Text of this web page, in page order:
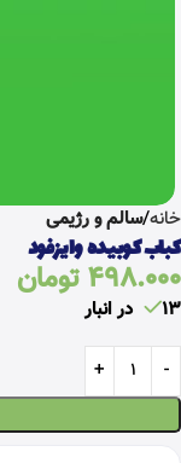
خانه سالم و رژیمی
کباب کوبیده وایزفود
498.000تومان
13 در انبار